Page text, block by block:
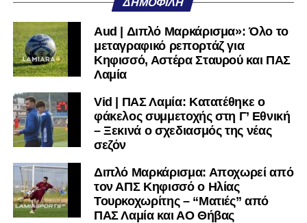
Twitterκαι στοInstagram
μαθαίνετε σε χρόνο dt όλα τα νέα.Aud | Διπλό Μαρκάρισμα»: Όλο το
μεταγραφικό ρεπορτάζ για
Κηφισσό, Αστέρα Σταυρού και ΠΑΣ
Λαμία
Vid | ΠΑΣ Λαμία: Κατατέθηκε ο
φάκελος συμμετοχής στη Γ’ Εθνική
– Ξεκινά ο σχεδιασμός της νέας
σεζόν
Διπλό Μαρκάρισμα: Αποχωρεί από
τον ΑΠΣ Κηφισσό ο Ηλίας
Τουρκοχωρίτης – “Ματιές” από
ΠΑΣ Λαμία και ΑΟ Θήβας